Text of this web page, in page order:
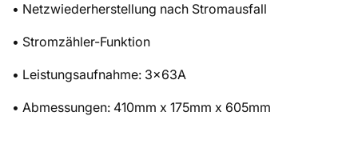
• Netzwiederherstellung nach Stromausfall
• Stromzähler-Funktion
• Leistungsaufnahme: 3x63A
• Abmessungen: 410mm x 175mm x 605mm